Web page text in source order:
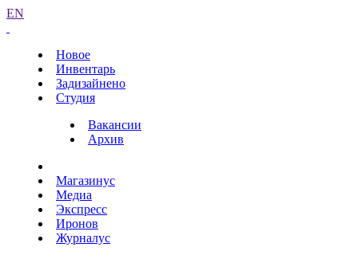
EN
Новое
Инвентарь
Задизайнено
Студия
Вакансии
Архив
Магазинус
Медиа
Экспресс
Иронов
Журналус